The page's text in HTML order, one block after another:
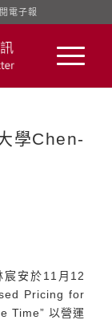
電子報
學Chen-
安於11月12
Pricing for
Time” 以營運